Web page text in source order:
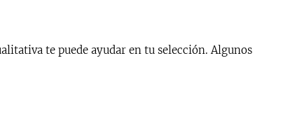
te puede ayudar en tu selección. Algunos